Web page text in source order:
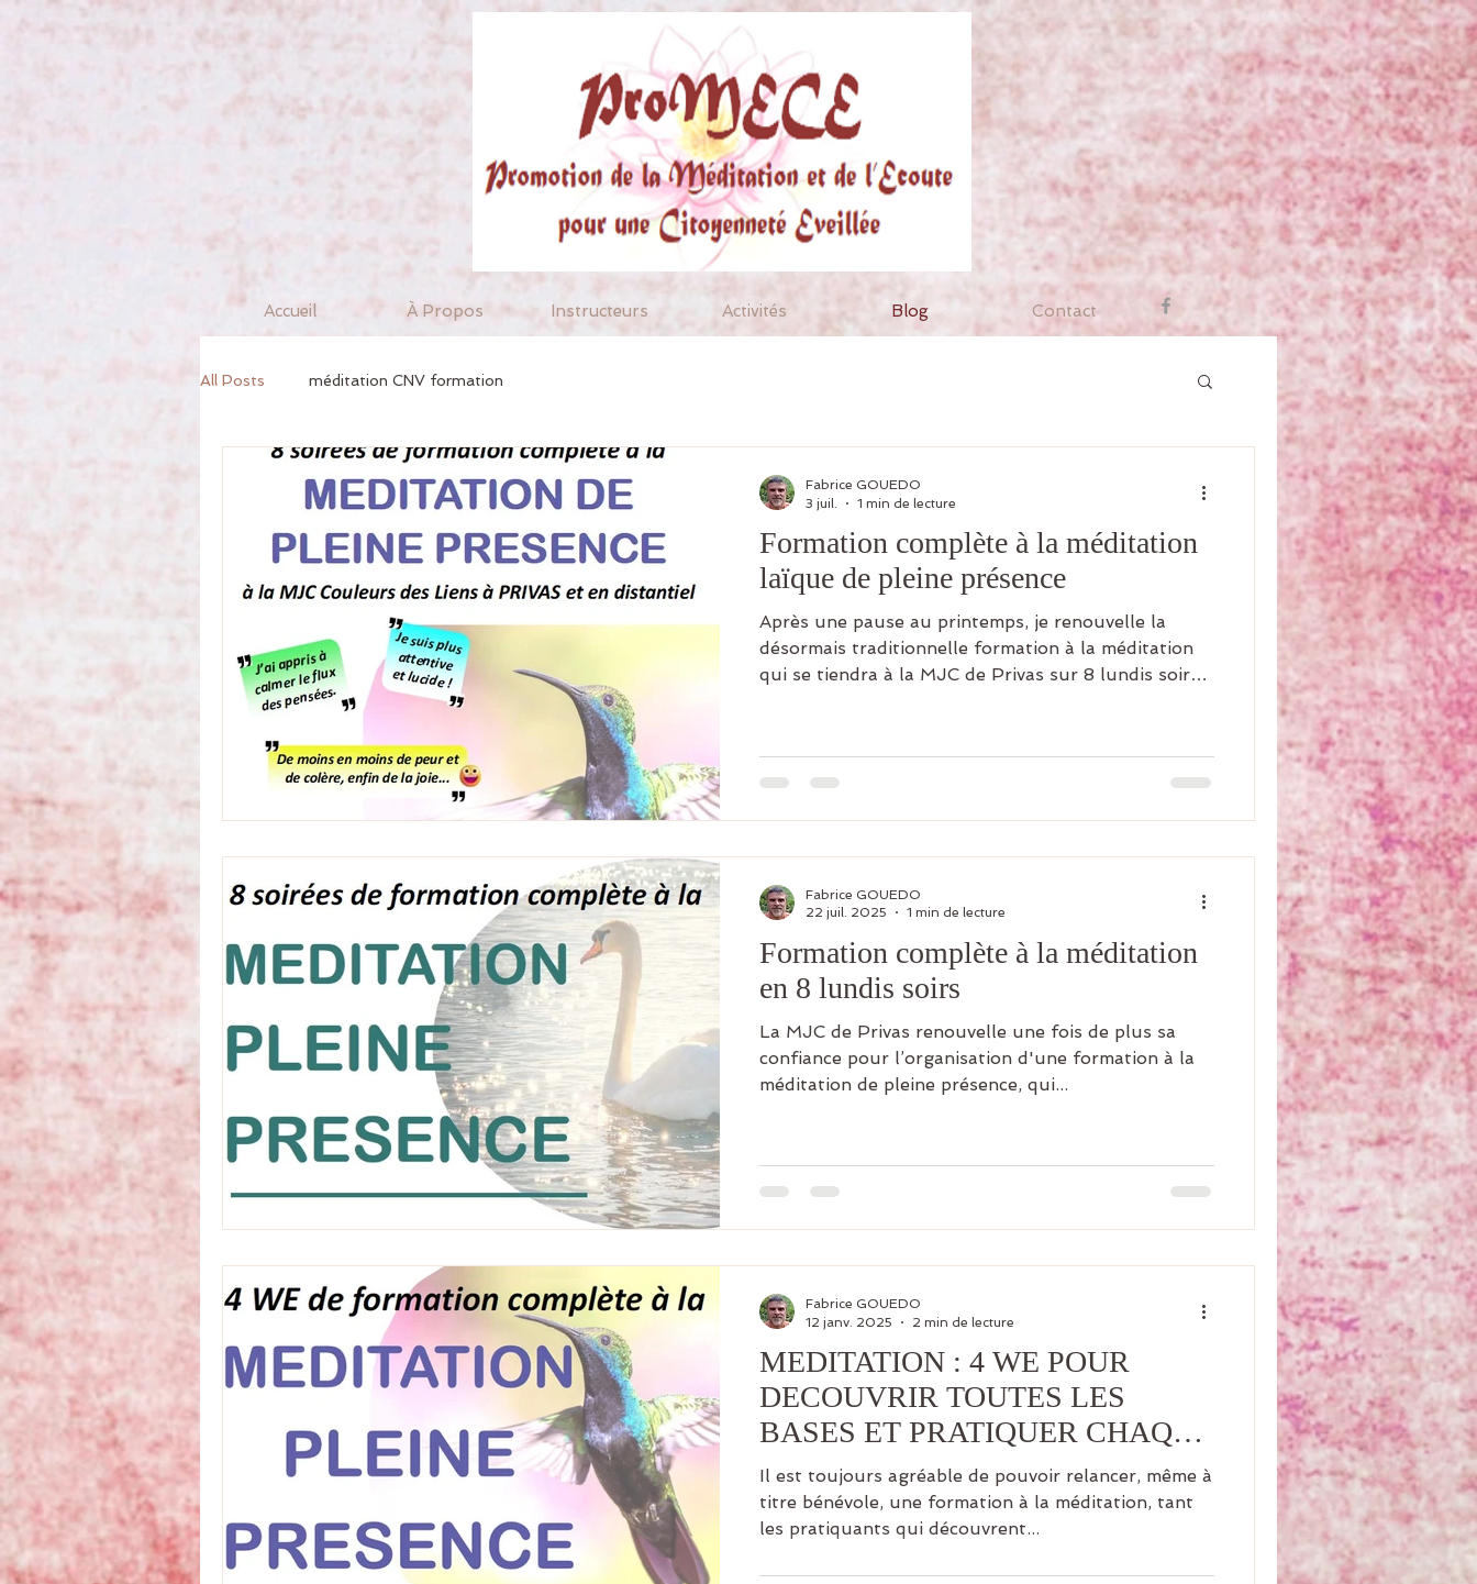
Accueil À Propos Instructeurs Activités Blog Contact
All Posts méditation CNV formation
Formation complète à la méditation
laïque de pleine présence
Après une pause au printemps, je renouvelle la
désormais traditionnelle formation à la méditation
qui se tiendra à la MJC de Privas sur 8 lundis soirs
2026. Une journée complètera la formation le
dimanche 10 janvier 2027 (10h-17h), sur le mode
théoriques et divers exercices corporel
Fabrice GOUEDO
3 juil.
1 min de lecture
Formation complète à la méditation
en 8 lundis soirs
La MJC de Privas renouvelle une fois de plus sa
confiance pour l’organisation d'une formation à la
méditation de pleine présence, qui...
Fabrice GOUEDO
22 juil. 2025
1 min de lecture
MEDITATION : 4 WE POUR
DECOUVRIR TOUTES LES
BASES ET PRATIQUER CHAQUE
JOUR
Il est toujours agréable de pouvoir relancer, même à
titre bénévole, une formation à la méditation, tant
les pratiquants qui découvrent...
Fabrice GOUEDO
12 janv. 2025
2 min de lecture